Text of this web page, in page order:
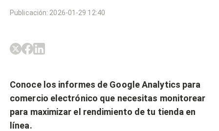
Publicación: 2026-01-29 12:40
Conoce los informes de Google Analytics para
comercio electrónico que necesitas monitorear
para maximizar el rendimiento de tu tienda en
línea.